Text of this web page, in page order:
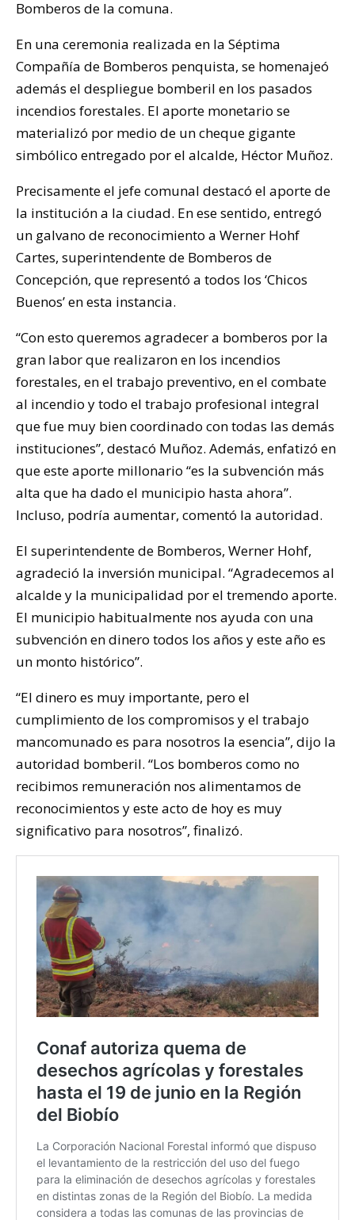
Bomberos de la comuna.
En una ceremonia realizada en la Séptima
Compañía de Bomberos penquista, se homenajeó
además el despliegue bomberil en los pasados
incendios forestales. El aporte monetario se
materializó por medio de un cheque gigante
simbólico entregado por el alcalde, Héctor Muñoz.
Precisamente el jefe comunal destacó el aporte de
la institución a la ciudad. En ese sentido, entregó
un galvano de reconocimiento a Werner Hohf
Cartes, superintendente de Bomberos de
Concepción, que representó a todos los ‘Chicos
Buenos’ en esta instancia.
“Con esto queremos agradecer a bomberos por la
gran labor que realizaron en los incendios
forestales, en el trabajo preventivo, en el combate
al incendio y todo el trabajo profesional integral
que fue muy bien coordinado con todas las demás
instituciones”, destacó Muñoz. Además, enfatizó en
que este aporte millonario “es la subvención más
alta que ha dado el municipio hasta ahora”.
Incluso, podría aumentar, comentó la autoridad.
El superintendente de Bomberos, Werner Hohf,
agradeció la inversión municipal. “Agradecemos al
alcalde y la municipalidad por el tremendo aporte.
El municipio habitualmente nos ayuda con una
subvención en dinero todos los años y este año es
un monto histórico”.
“El dinero es muy importante, pero el
cumplimiento de los compromisos y el trabajo
mancomunado es para nosotros la esencia”, dijo la
autoridad bomberil. “Los bomberos como no
recibimos remuneración nos alimentamos de
reconocimientos y este acto de hoy es muy
significativo para nosotros”, finalizó.